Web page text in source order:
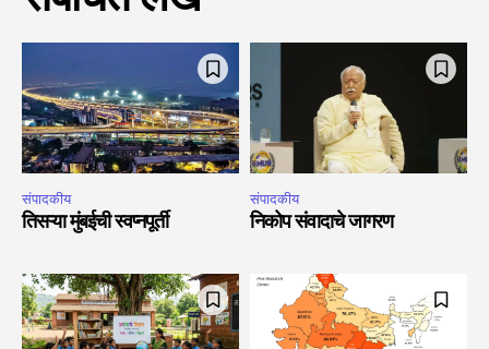
संपादकीय
तिसऱ्या मुंबईची स्वप्नपूर्ती
संपादकीय
निकोप संवादाचे जागरण